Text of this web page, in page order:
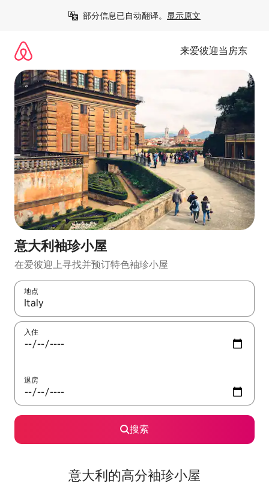
部分信息已自动翻译。 显示原文
来爱彼迎当房东
意大利袖珍小屋
在爱彼迎上寻找并预订特色袖珍小屋
地点
如有搜索结果，请使用上下方向键查看，或通过点击或滑动手势
入住
退房
搜索
意大利的高分袖珍小屋